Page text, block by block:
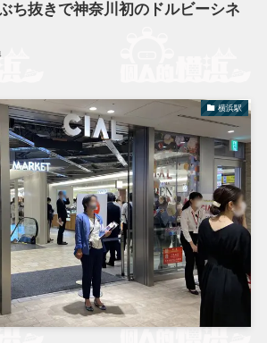
ち抜きで神奈川初のドルビーシネ
横浜駅